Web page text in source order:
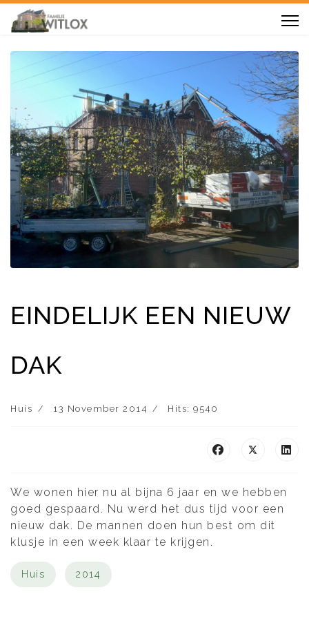
EINDELIJK EEN NIEUW
DAK
Huis 13 November 2014 Hits: 9540
We wonen hier nu al bijna 6 jaar en we hebben
goed gespaard. Nu werd het dus tijd voor een
nieuw dak. De mannen doen hun best om dit
klusje in een week klaar te krijgen.
Huis 2014